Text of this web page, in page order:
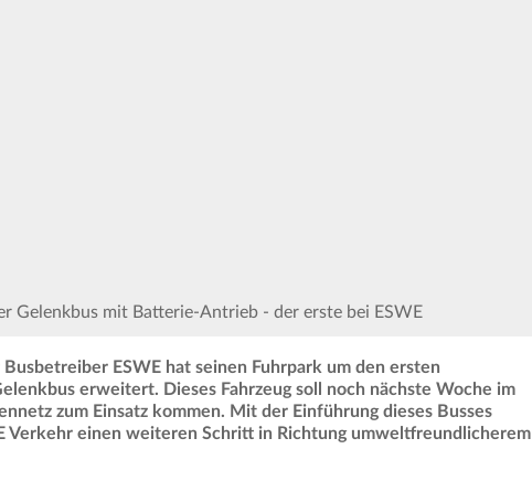
Gelenkbus mit Batterie-Antrieb - der erste bei ESWE
ESWE hat seinen Fuhrpark um den ersten
erweitert. Dieses Fahrzeug soll noch nächste Woche im
zum Einsatz kommen. Mit der Einführung dieses Busses
Verkehr einen weiteren Schritt in Richtung umweltfreundlicherem